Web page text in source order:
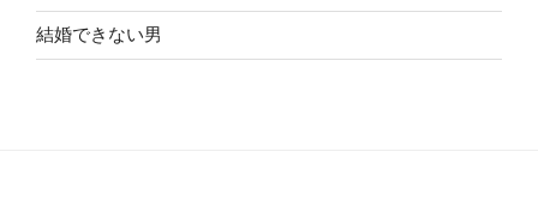
結婚できない男